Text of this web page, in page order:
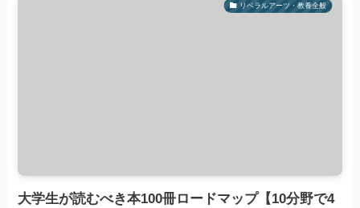
リベラルアーツ・教養全般
大学生が読むべき本100冊ロードマップ【10分野で4